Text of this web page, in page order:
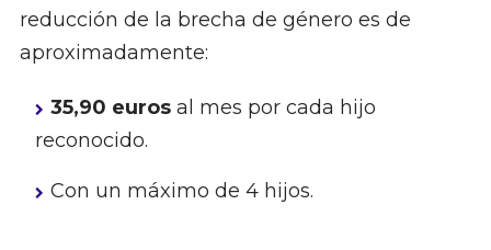
reducción de la brecha de género es de
aproximadamente:
35,90 eurosal mes por cada hijo
reconocido.
Con un máximo de 4 hijos.